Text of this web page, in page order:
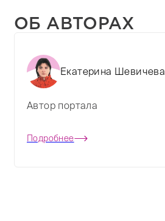
ОБ АВТОРАХ
Екатерина Шевичева
Автор портала
Подробнее